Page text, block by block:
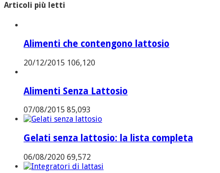
Articoli più letti
Alimenti che contengono lattosio
20/12/2015 106,120
Alimenti Senza Lattosio
07/08/2015 85,093
Gelati senza lattosio: la lista completa
06/08/2020 69,572